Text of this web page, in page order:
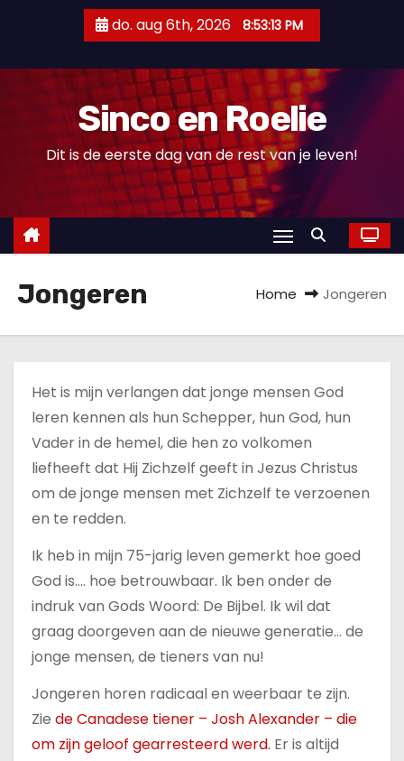
n
n
do. aug 6th, 2026 8:53:13 PM
Sinco en Roelie
Dit is de eerste dag van de rest van je leven!
Jongeren Home Jongeren
Het is mijn verlangen dat jonge mensen God
leren kennen als hun Schepper, hun God, hun
Vader in de hemel, die hen zo volkomen
liefheeft dat Hij Zichzelf geeft in Jezus Christus
om de jonge mensen met Zichzelf te verzoenen
en te redden.
Ik heb in mijn 75-jarig leven gemerkt hoe goed
God is…. hoe betrouwbaar. Ik ben onder de
indruk van Gods Woord: De Bijbel. Ik wil dat
graag doorgeven aan de nieuwe generatie… de
jonge mensen, de tieners van nu!
Jongeren horen radicaal en weerbaar te zijn.
Zie de Canadese tiener – Josh Alexander – die
om zijn geloof gearresteerd werd. Er is altijd